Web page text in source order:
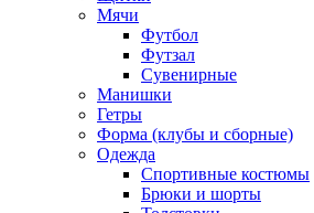
Мячи
Футбол
Футзал
Сувенирные
Манишки
Гетры
Форма (клубы и сборные)
Одежда
Спортивные костюмы
Брюки и шорты